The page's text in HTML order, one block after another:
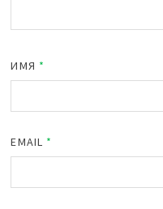
ИМЯ *
EMAIL *